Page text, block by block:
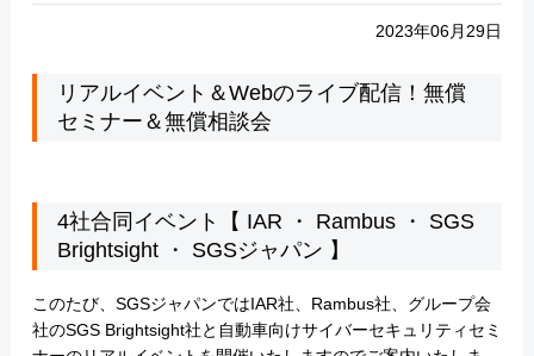
2023年06月29日
リアルイベント＆Webのライブ配信！無償
セミナー＆無償相談会
4社合同イベント【 IAR ・ Rambus ・ SGS
Brightsight ・ SGSジャパン 】
このたび、SGSジャパンではIAR社、Rambus社、グループ会
社のSGS Brightsight社と自動車向けサイバーセキュリティセミ